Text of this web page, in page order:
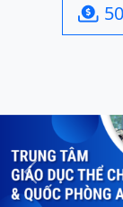

Previous